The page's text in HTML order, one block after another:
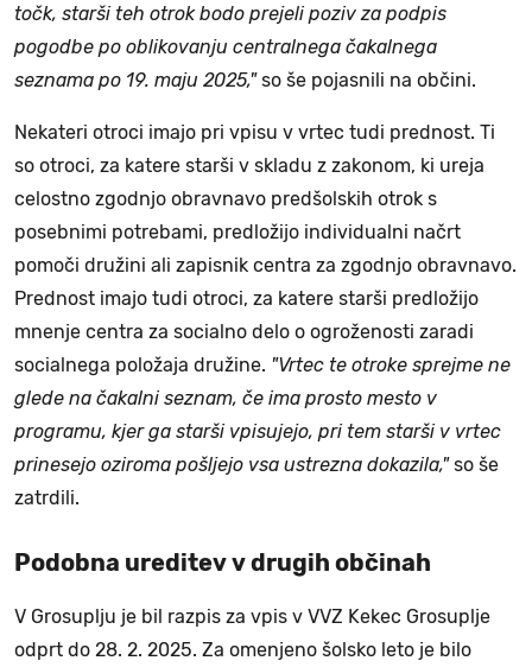
točk, starši teh otrok bodo prejeli poziv za podpis
pogodbe po oblikovanju centralnega čakalnega
seznama po 19. maju 2025,"so še pojasnili na občini.
Nekateri otroci imajo pri vpisu v vrtec tudi prednost. Ti
so otroci, za katere starši v skladu z zakonom, ki ureja
celostno zgodnjo obravnavo predšolskih otrok s
posebnimi potrebami, predložijo individualni načrt
pomoči družini ali zapisnik centra za zgodnjo obravnavo.
Prednost imajo tudi otroci, za katere starši predložijo
mnenje centra za socialno delo o ogroženosti zaradi
socialnega položaja družine. "Vrtec te otroke sprejme ne
glede na čakalni seznam, če ima prosto mesto v
programu, kjer ga starši vpisujejo, pri tem starši v vrtec
prinesejo oziroma pošljejo vsa ustrezna dokazila,"so še
zatrdili.
Podobna ureditev v drugih občinah
V Grosuplju je bil razpis za vpis v VVZ Kekec Grosuplje
odprt do 28. 2. 2025. Za omenjeno šolsko leto je bilo